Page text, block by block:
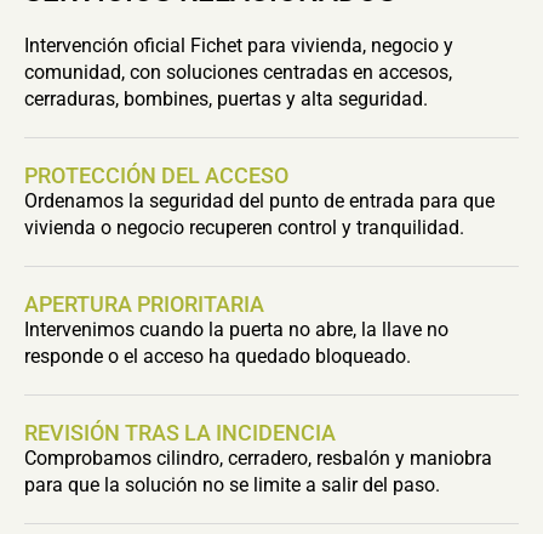
Intervención oficial Fichet para vivienda, negocio y
comunidad, con soluciones centradas en accesos,
cerraduras, bombines, puertas y alta seguridad.
PROTECCIÓN DEL ACCESO
Ordenamos la seguridad del punto de entrada para que
vivienda o negocio recuperen control y tranquilidad.
APERTURA PRIORITARIA
Intervenimos cuando la puerta no abre, la llave no
responde o el acceso ha quedado bloqueado.
REVISIÓN TRAS LA INCIDENCIA
Comprobamos cilindro, cerradero, resbalón y maniobra
para que la solución no se limite a salir del paso.